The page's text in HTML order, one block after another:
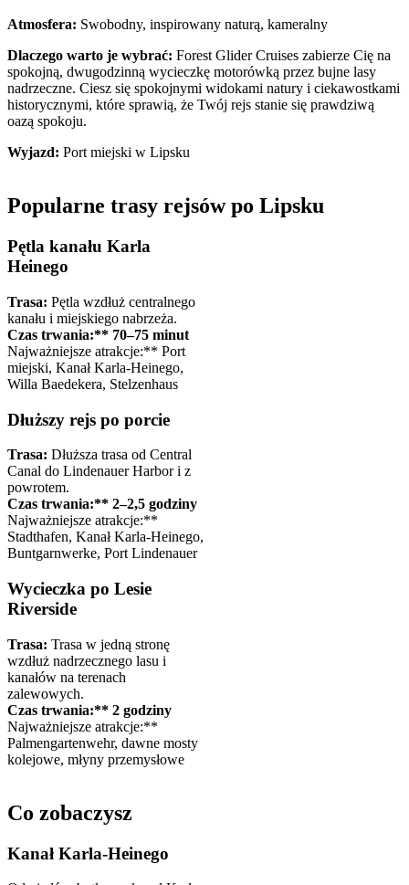
Atmosfera: Swobodny, inspirowany naturą, kameralny
Dlaczego warto je wybrać: Forest Glider Cruises zabierze Cię na
spokojną, dwugodzinną wycieczkę motorówką przez bujne lasy
nadrzeczne. Ciesz się spokojnymi widokami natury i ciekawostkami
historycznymi, które sprawią, że Twój rejs stanie się prawdziwą
oazą spokoju.
Wyjazd: Port miejski w Lipsku
Popularne trasy rejsów po Lipsku
Pętla kanału Karla
Heinego
Trasa: Pętla wzdłuż centralnego
kanału i miejskiego nabrzeża.
Czas trwania:** 70–75 minut
Najważniejsze atrakcje:** Port
miejski, Kanał Karla-Heinego,
Willa Baedekera, Stelzenhaus
Dłuższy rejs po porcie
Trasa: Dłuższa trasa od Central
Canal do Lindenauer Harbor i z
powrotem.
Czas trwania:** 2–2,5 godziny
Najważniejsze atrakcje:**
Stadthafen, Kanał Karla-Heinego,
Buntgarnwerke, Port Lindenauer
Wycieczka po Lesie
Riverside
Trasa: Trasa w jedną stronę
wzdłuż nadrzecznego lasu i
kanałów na terenach
zalewowych.
Czas trwania:** 2 godziny
Najważniejsze atrakcje:**
Palmengartenwehr, dawne mosty
kolejowe, młyny przemysłowe
Co zobaczysz
Kanał Karla-Heinego